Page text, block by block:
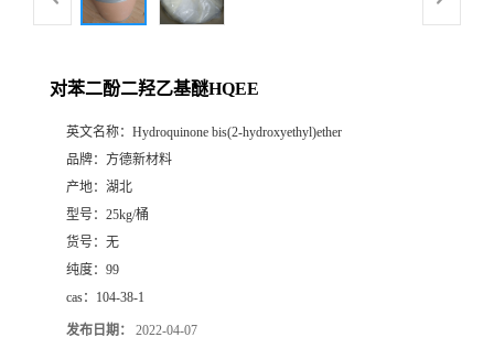
对苯二酚二羟乙基醚HQEE
英文名称： Hydroquinone bis(2-hydroxyethyl)ether
品牌： 方德新材料
产地： 湖北
型号： 25kg/桶
货号： 无
纯度： 99
cas： 104-38-1
发布日期： 2022-04-07